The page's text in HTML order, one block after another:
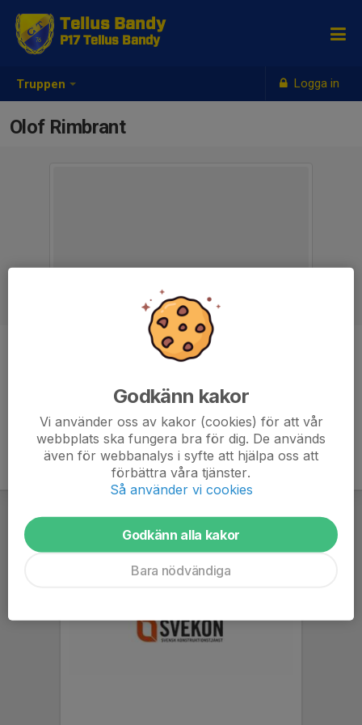
Truppen Logga in
Tellus Bandy
P17 Tellus Bandy
Olof Rimbrant
Godkänn kakor
Vi använder oss av kakor (cookies) för att vår
webbplats ska fungera bra för dig. De används
även för webbanalys i syfte att hjälpa oss att
förbättra våra tjänster.
Så använder vi cookies
Godkänn alla kakor
Bara nödvändiga